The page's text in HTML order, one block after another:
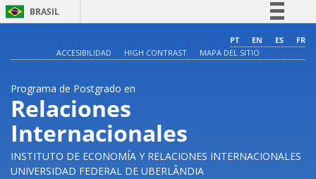
BRASIL
Comunica BR
PT EN ES
FR
ACCESIBILIDAD
HIGH CONTRAST MAPA DEL SITIO
Programa de Postgrado en
Relaciones
Internacionales
INSTITUTO DE ECONOMÍA Y RELACIONES INTERNACIONALES
UNIVERSIDAD FEDERAL DE UBERLÂNDIA